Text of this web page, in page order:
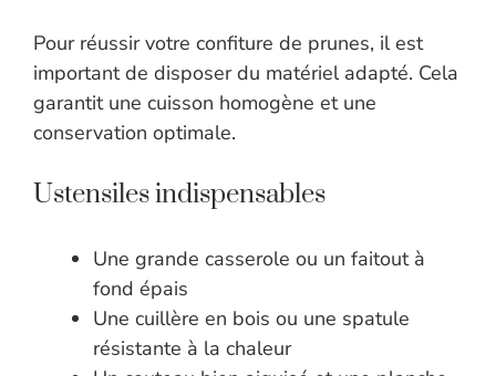
Pour réussir votre confiture de prunes, il est
important de disposer du matériel adapté. Cela
garantit une cuisson homogène et une
conservation optimale.
Ustensiles indispensables
Une grande casserole ou un faitout à
fond épais
Une cuillère en bois ou une spatule
résistante à la chaleur